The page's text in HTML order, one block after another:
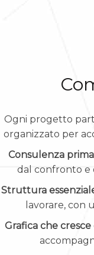
Ogni progetto
organizzato per
Consulenza
dal confronto e
Struttura
lavorare, con
Grafica che